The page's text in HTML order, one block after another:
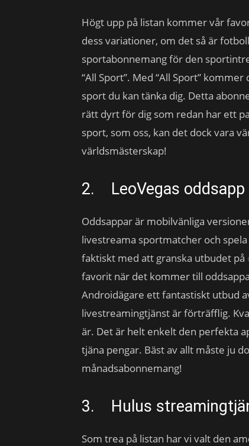
Högt upp på listan kommer vår
dess variationer, om det så är
sportabonnemang för den
“All Sport”. Med “All Sport”
sport du kan tänka dig. Detta
rätt dyrt för dig som redan har ett
sport, som oss, kan det dock vara
världsmästerskap!
2. LeoVegas oddsapp
Oddsappar är mobilvänliga
livestreama sportmatcher och
faktiskt med att granska utbudet på
favorit när det kommer till
Androidägare ett fantastiskt utbud
livestreamingtjänst är förträfflig.
är. Det är helt enkelt den perfekta
tjäna pengar. Bäst av allt måste ju
månadsabonnemang!
3. Hulus
Som trea på listan har vi valt den